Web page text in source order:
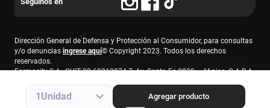
1 Agregar producto
Dirección General de Defensa y Protección al Consumidor, para consultas
y/o denuncias ingrese aquí© Copyright 2023. Todos los derechos
reservados.
Farmacity S.A., CUIT 30-69213874-7, Av. Santa Fe 2830 – 1° piso, C.A.B.A.